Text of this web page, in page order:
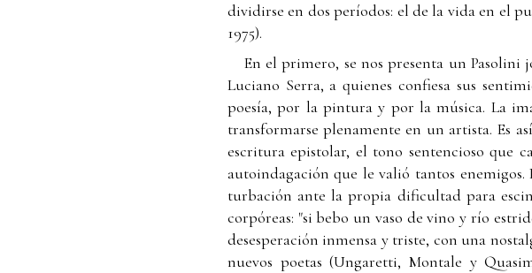
dividirse en dos períodos: el de la vida en el
1975).
En el primero, se nos presenta un Pasolini
Luciano Serra, a quienes confiesa sus
poesía, por la pintura y por la música. La
transformarse plenamente en un artista. Es
escritura epistolar, el tono sentencioso que
autoindagación que le valió tantos
turbación ante la propia dificultad para
corpóreas: "si bebo un vaso de vino y río
desesperación inmensa y triste, con una
nuevos poetas (Ungaretti, Montale y